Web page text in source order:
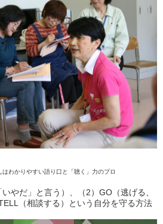
はわかりやすい語り口と「聴く」力のプロ
やだ」と言う）、（2）GO（逃げる、
（相談する）という自分を守る方法